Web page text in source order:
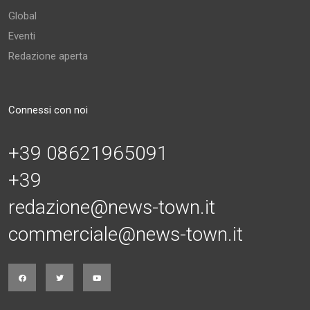
Global
Eventi
Redazione aperta
Connessi con noi
+39 08621965091
+39
redazione@news-town.it
commerciale@news-town.it